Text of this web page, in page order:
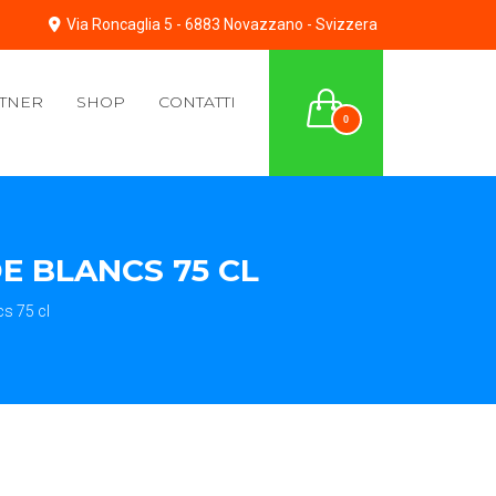
Via Roncaglia 5 - 6883 Novazzano - Svizzera
0
SHOP CONTATTI
BLANCS 75 CL
75 cl